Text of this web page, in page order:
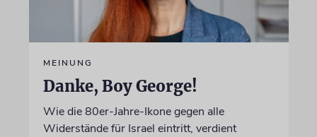
MEINUNG
Danke, Boy George!
Wie die 80er-Jahre-Ikone gegen alle
Widerstände für Israel eintritt, verdient